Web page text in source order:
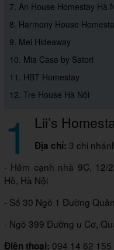
7. An House Homestay Hà
8. Harmony House
9. Mei Hideaway
10. Mia Casa by Satori
11. HBT Homestay
12. Tre House Hà Nội
1 Lii’s
Địa chỉ: 3 chi
- Hẻm cạnh nhà 9C, 12/
Hồ, Hà Nội
- Số 30 Ngõ 1 Đường
- Ngõ 399 Đường u Cơ,
Điện thoại: 094 14 62 155